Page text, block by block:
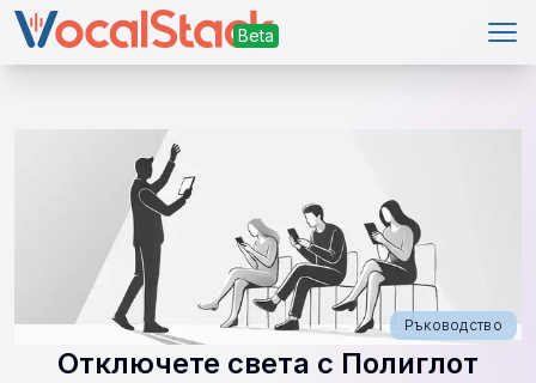
Ръководство
Отключете света с Полиглот